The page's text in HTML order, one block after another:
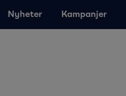
Nyheter Kampanjer